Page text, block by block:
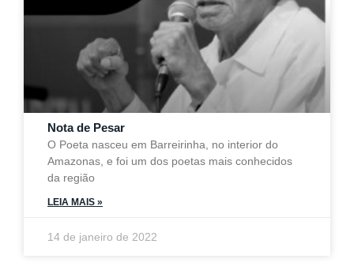
Nota de Pesar
O Poeta nasceu em Barreirinha, no interior do
Amazonas, e foi um dos poetas mais conhecidos
da região
LEIA MAIS »
14 de janeiro de 2022